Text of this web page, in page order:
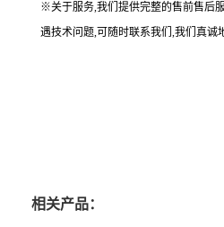
※关于服务,我们提供完整的售前售后
遇技术问题,可随时联系我们,我们真诚
相关产品：